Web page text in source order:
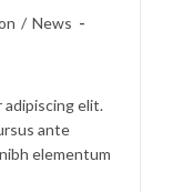
/ News
elit.
ante
elementum